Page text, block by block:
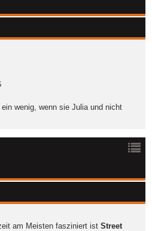
wenig, wenn sie Julia und nicht
am Meisten fasziniert ist Street